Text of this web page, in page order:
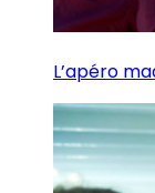
L’apéro